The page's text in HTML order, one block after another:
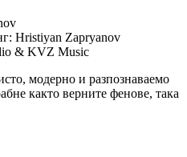
Hristiyan Zapryanov
& KVZ Music
модерно и разпознаваемо
както верните фенове, така